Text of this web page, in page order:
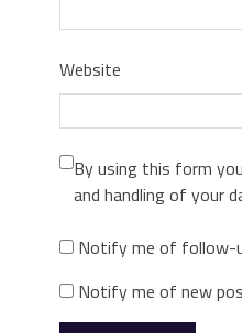
Website
By using this form
and handling of your
Notify me of follow-
Notify me of new